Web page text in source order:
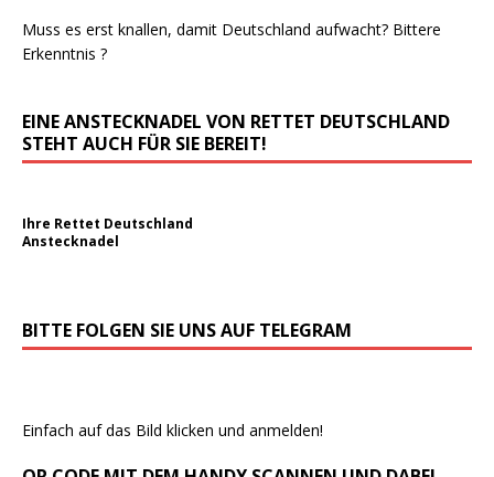
Muss es erst knallen, damit Deutschland aufwacht? Bittere
Erkenntnis ?
EINE ANSTECKNADEL VON RETTET DEUTSCHLAND
STEHT AUCH FÜR SIE BEREIT!
Ihre Rettet Deutschland
Anstecknadel
BITTE FOLGEN SIE UNS AUF TELEGRAM
Einfach auf das Bild klicken und anmelden!